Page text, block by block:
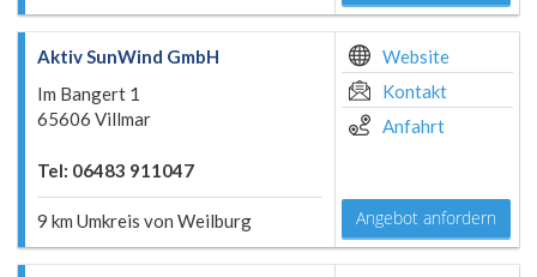
Aktiv SunWind GmbH
Im Bangert 1
65606 Villmar
Tel: 06483 911047
9 km Umkreis von Weilburg
Website
Kontakt
Anfahrt
Angebot anfordern